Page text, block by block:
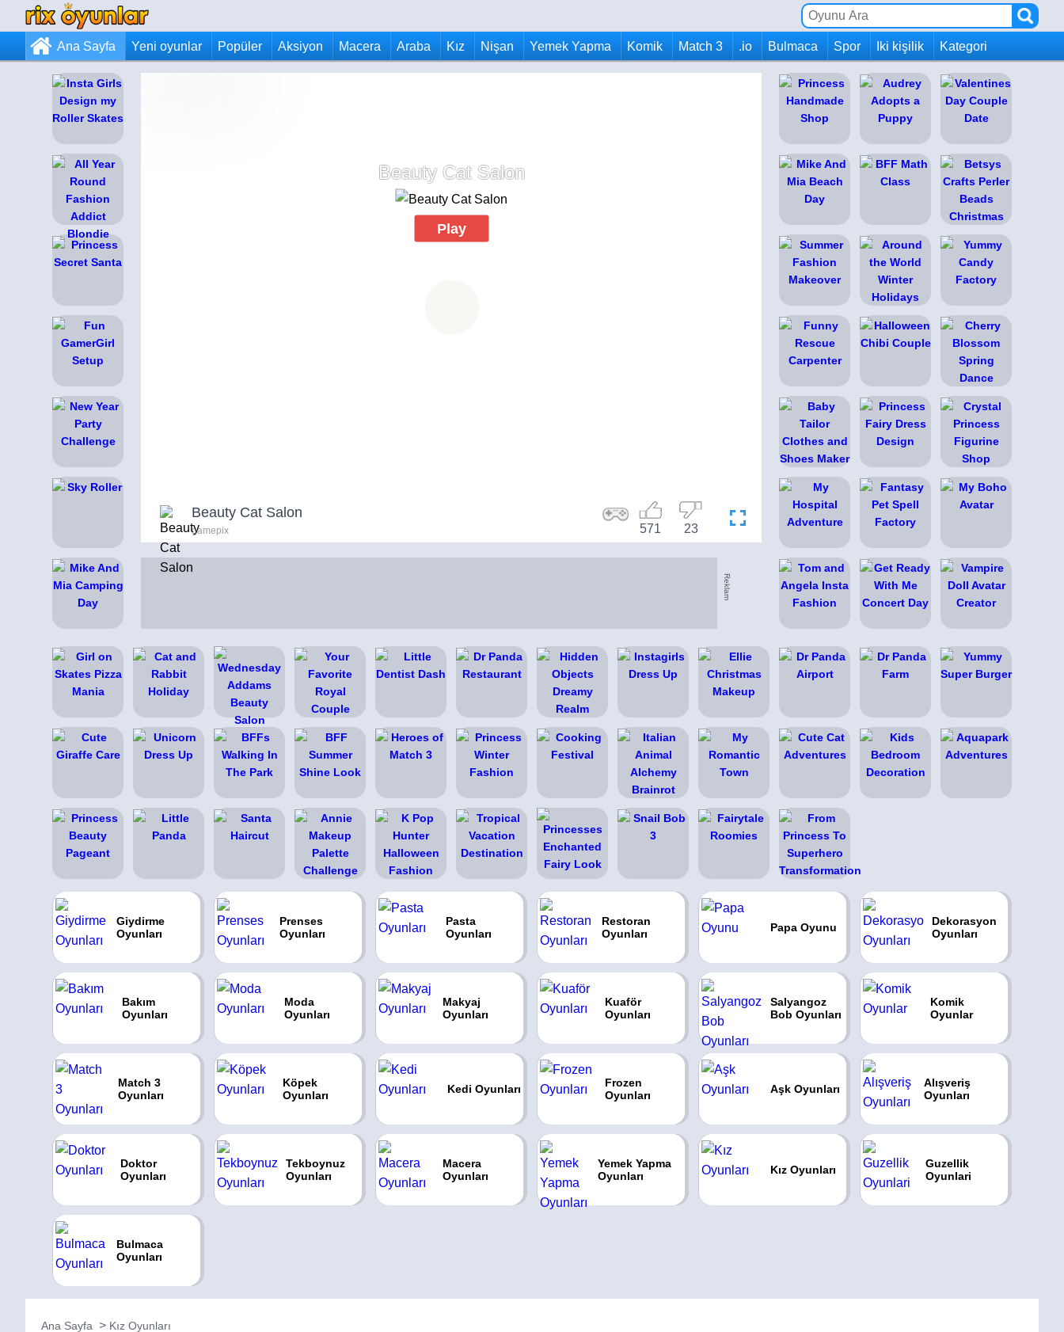
Ana Sayfa Yeni oyunlar Popüler Aksiyon Macera Araba Kız Nişan Yemek Yapma Komik Match 3 .io Bulmaca Spor Iki kişilik Kategori
Beauty Cat Salon
Play
Beauty Cat Salon
gamepix 23
571
Reklam
Giydirme
Oyunları
Prenses
Oyunları
Pasta
Oyunları
Restoran
Oyunları
Papa Oyunu
Dekorasyon
Oyunları
Bakım
Oyunları
Moda
Oyunları
Makyaj
Oyunları
Kuaför
Oyunları
Salyangoz
Bob Oyunları
Komik
Oyunlar
Match 3
Oyunları
Köpek
Oyunları
Kedi Oyunları
Frozen
Oyunları
Aşk Oyunları
Alışveriş
Oyunları
Doktor
Oyunları
Tekboynuz
Oyunları
Macera
Oyunları
Yemek Yapma
Oyunları
Kız Oyunları
Guzellik
Oyunlari
Bulmaca
Oyunları
Ana Sayfa Kız Oyunları